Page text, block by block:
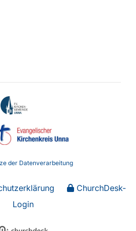
der Datenverarbeitung
ChurchDesk-
Login